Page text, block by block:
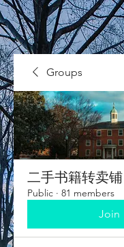
Groups
二手书籍转卖铺
Public · 81 members
Join